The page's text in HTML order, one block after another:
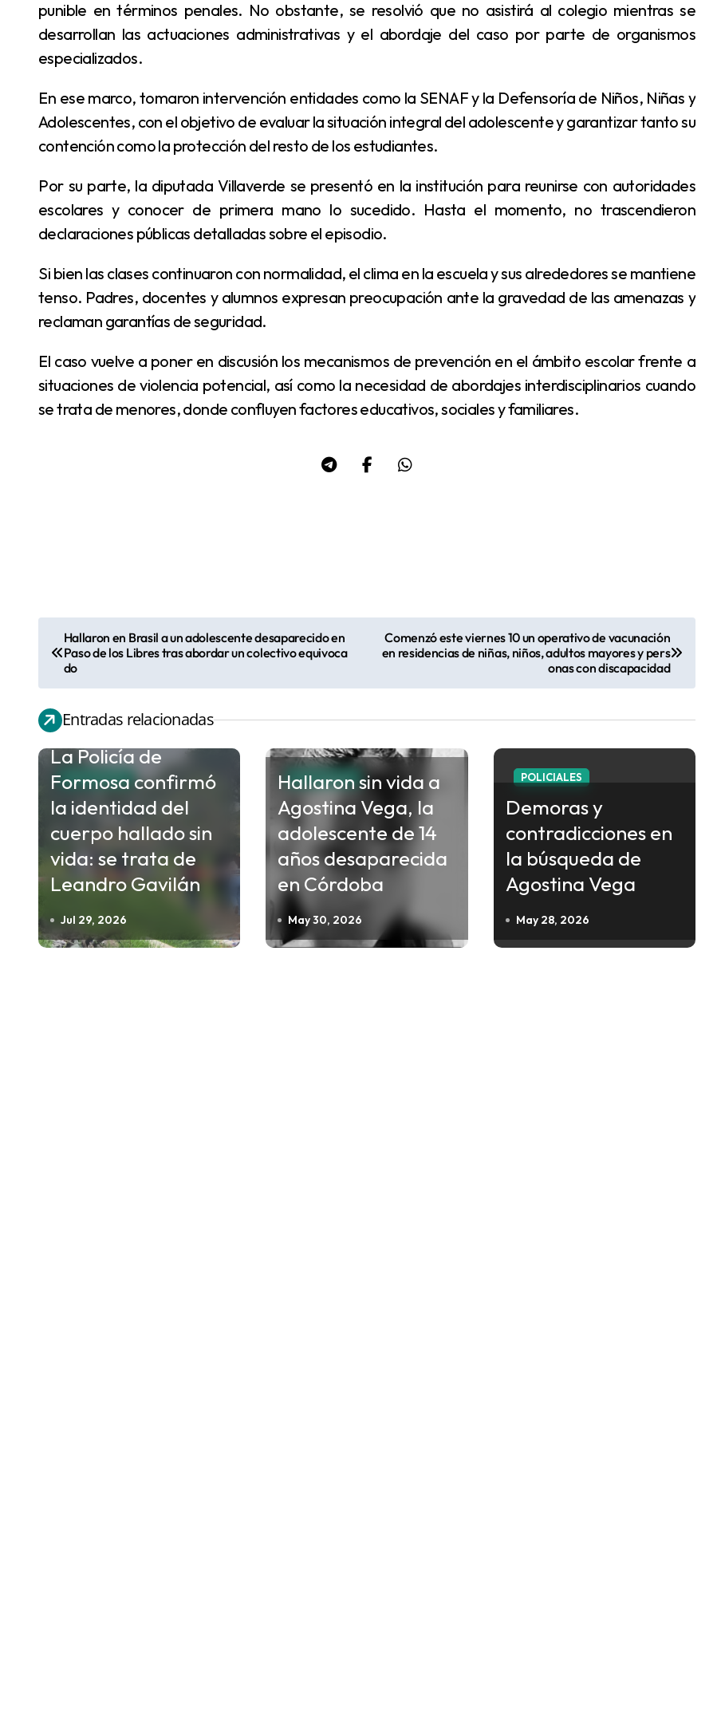
punible en términos penales. No obstante, se resolvió que no asistirá al colegio mientras se
desarrollan las actuaciones administrativas y el abordaje del caso por parte de organismos
especializados.
En ese marco, tomaron intervención entidades como la SENAF y la Defensoría de Niños, Niñas y
Adolescentes, con el objetivo de evaluar la situación integral del adolescente y garantizar tanto su
contención como la protección del resto de los estudiantes.
Por su parte, la diputada Villaverde se presentó en la institución para reunirse con autoridades
escolares y conocer de primera mano lo sucedido. Hasta el momento, no trascendieron
declaraciones públicas detalladas sobre el episodio.
Si bien las clases continuaron con normalidad, el clima en la escuela y sus alrededores se mantiene
tenso. Padres, docentes y alumnos expresan preocupación ante la gravedad de las amenazas y
reclaman garantías de seguridad.
El caso vuelve a poner en discusión los mecanismos de prevención en el ámbito escolar frente a
situaciones de violencia potencial, así como la necesidad de abordajes interdisciplinarios cuando
se trata de menores, donde confluyen factores educativos, sociales y familiares.
v
e
a
d
e
Hallaron en Brasil a un adolescente desaparecido en
Paso de los Libres tras abordar un colectivo equivoca
do
Comenzó este viernes 10 un operativo de vacunación
en residencias de niñas, niños, adultos mayores y pers
onas con discapacidad
Entradas relacionadas
POLICIALES
La Policía de
Formosa confirmó
la identidad del
cuerpo hallado sin
vida: se trata de
Leandro Gavilán
Jul 29, 2026
POLICIALES
Hallaron sin vida a
Agostina Vega, la
adolescente de 14
años desaparecida
en Córdoba
May 30, 2026
POLICIALES
Demoras y
contradicciones en
la búsqueda de
Agostina Vega
May 28, 2026